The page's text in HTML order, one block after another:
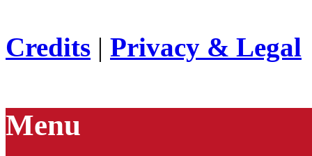
Credits | Privacy & Legal
Menu